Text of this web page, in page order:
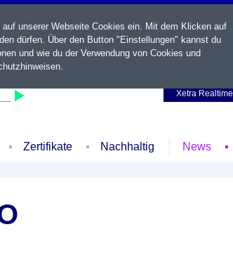
Xetra Realtime
Zertifikate Nachhaltig News
unserer Webseite Cookies ein. Mit dem Klicken auf
dürfen. Über den Button "Einstellungen" kannst du
und wie du der Verwendung von Cookies und
.